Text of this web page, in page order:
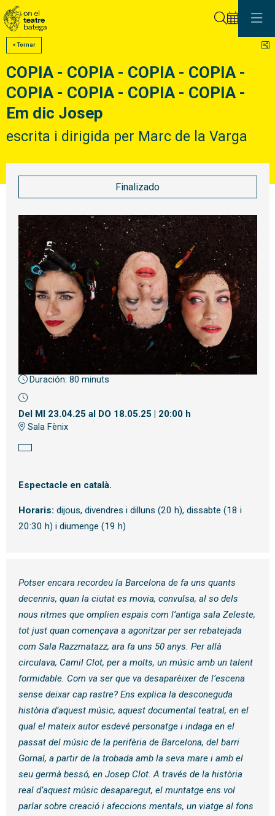
< Tornar
COPIA - COPIA - COPIA - COPIA -
COPIA - COPIA - COPIA - COPIA -
Em dic Josep
escrita i dirigida per Marc de la Varga
Finalizado
Diapositiva 1 de 1
Duración: 80 minuts
Del MI 23.04.25al DO 18.05.25| 20:00 h
Sala Fènix
Espectacle en català.
Horaris: dijous, divendres i dilluns (20 h), dissabte (18 i
20:30 h) i diumenge (19 h)
Potser encara recordeu la Barcelona de fa uns quants
decennis, quan la ciutat es movia, convulsa, al so dels
nous ritmes que omplien espais com l’antiga sala Zeleste,
tot just quan començava a agonitzar per ser rebatejada
com Sala Razzmatazz, ara fa uns 50 anys. Per allà
circulava, Camil Clot, per a molts, un músic amb un talent
formidable. Com va ser que va desaparèixer de l’escena
sense deixar cap rastre? Ens explica la desconeguda
història d’aquest músic, aquest documental teatral, en el
qual el mateix autor esdevé personatge i indaga en el
passat del músic de la perifèria de Barcelona, del barri
Gornal, a partir de la trobada amb la seva mare i amb el
seu germà bessó, en Josep Clot. A través de la història
real d’aquest músic desaparegut, el muntatge ens vol
parlar sobre creació i afeccions mentals, un viatge al fons